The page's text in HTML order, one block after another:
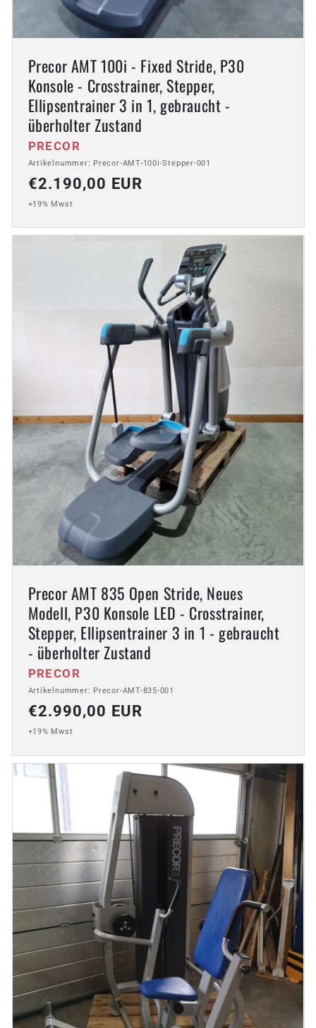
Precor AMT 100i - Fixed Stride, P30
Konsole - Crosstrainer, Stepper,
Ellipsentrainer 3 in 1, gebraucht -
überholter Zustand
Anbieter:
PRECOR
Artikelnummer: Precor-AMT-100i-Stepper-001
Normaler
Preis
€2.190,00 EUR
+19% Mwst
Precor AMT 835 Open Stride, Neues
Modell, P30 Konsole LED - Crosstrainer,
Stepper, Ellipsentrainer 3 in 1 - gebraucht
- überholter Zustand
Anbieter:
PRECOR
Artikelnummer: Precor-AMT-835-001
Normaler
Preis
€2.990,00 EUR
+19% Mwst